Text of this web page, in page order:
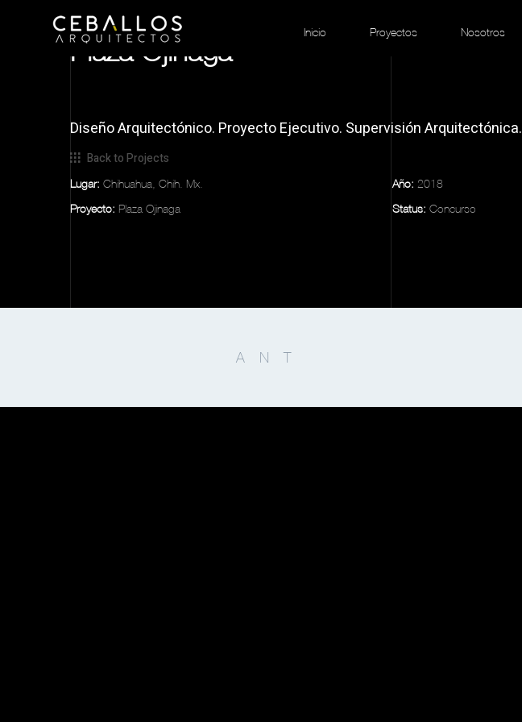
Inicio Proyectos Nosotros
Plaza Ojinaga
Diseño Arquitectónico. Proyecto Ejecutivo. Supervisión Arquitectónica.
Back to Projects
Lugar: Chihuahua, Chih. Mx.
Proyecto: Plaza Ojinaga
Año: 2018
Status: Concurso
ANT